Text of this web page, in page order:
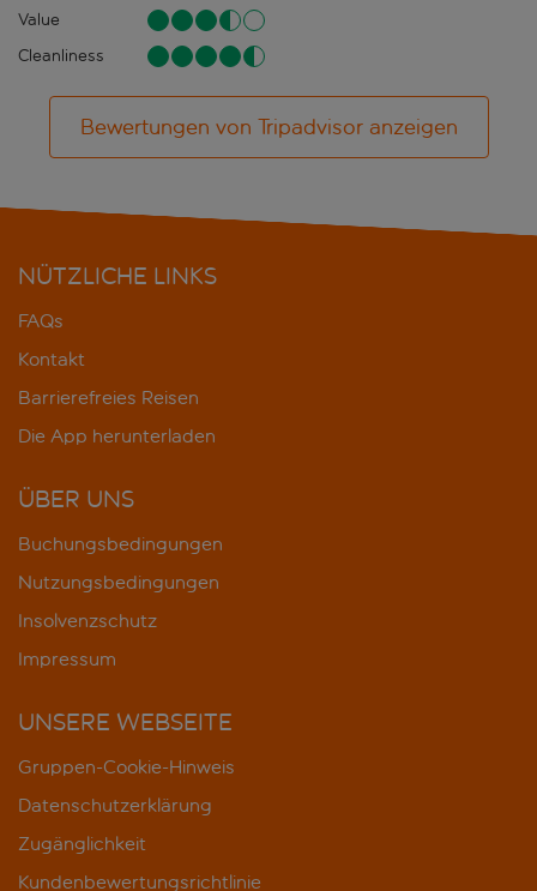
Value
Cleanliness
Bewertungen von Tripadvisor anzeigen
NÜTZLICHE LINKS
FAQs
Kontakt
Barrierefreies Reisen
Die App herunterladen
ÜBER UNS
Buchungsbedingungen
Nutzungsbedingungen
Insolvenzschutz
Impressum
UNSERE WEBSEITE
Gruppen-Cookie-Hinweis
Datenschutzerklärung
Zugänglichkeit
Kundenbewertungsrichtlinie